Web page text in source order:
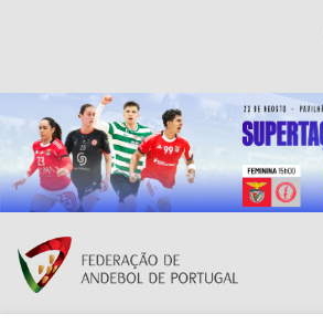
Resultados Andebol
Federação de Andebol de Portugal
Grátis - Disponivel na Play Store